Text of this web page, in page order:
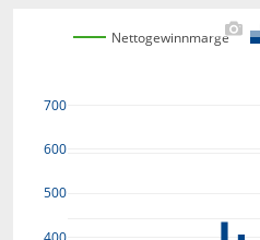
500
600
700
Nettogewinnmarge